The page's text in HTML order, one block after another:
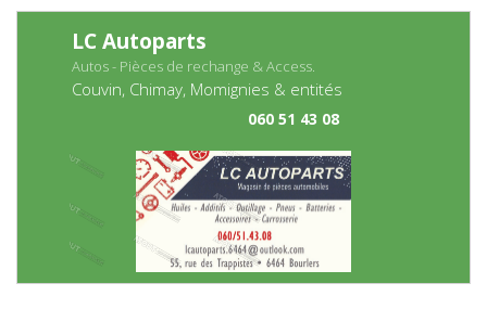
LC Autoparts
Autos - Pièces de rechange & Access.
Couvin, Chimay, Momignies & entités
060 51 43 08